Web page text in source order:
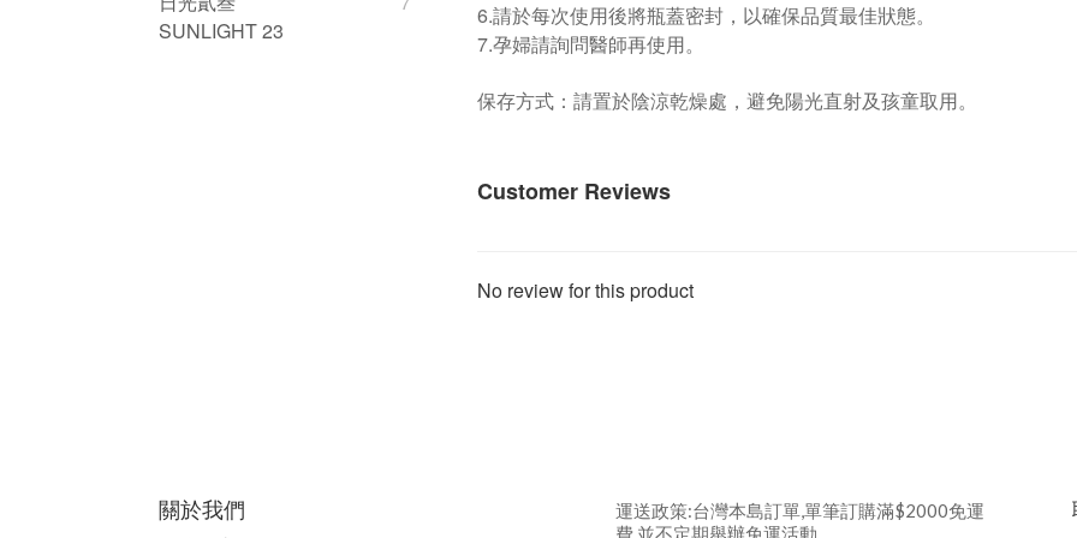
SUNLIGHT 23
6.請於每次使用後將瓶蓋密封，以確保品質最佳狀態。
7.孕婦請詢問醫師再使用。
保存方式：請置於陰涼乾燥處，避免陽光直射及孩童取用。
Customer Reviews
No review for this product
關於我們
運送政策:台灣本島訂單,單筆訂購滿$2000免運
費,並不定期舉辦免運活動